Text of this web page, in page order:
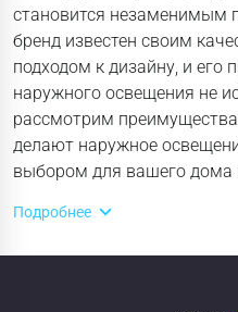
становится незаменимым
бренд известен своим
подходом к дизайну, и его
наружного освещения не
рассмотрим
делают наружное
выбором для вашего дома
Подробнее